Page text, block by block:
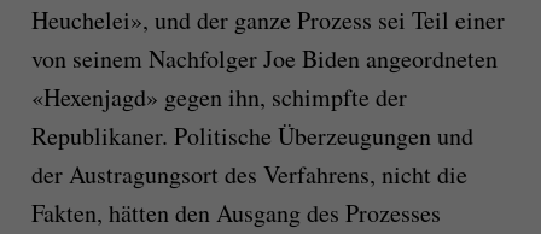
Heuchelei», und der ganze Prozess sei Teil einer
von seinem Nachfolger Joe Biden angeordneten
«Hexenjagd» gegen ihn, schimpfte der
Republikaner. Politische Überzeugungen und
der Austragungsort des Verfahrens, nicht die
Fakten, hätten den Ausgang des Prozesses